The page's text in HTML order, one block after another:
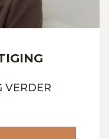
VERDER